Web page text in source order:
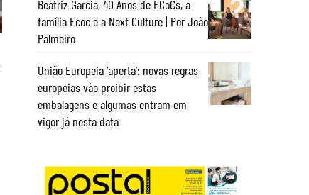
Beatriz Garcia, 40 Anos de ECoCs, a
família Ecoc e a Next Culture | Por João
Palmeiro
União Europeia ‘aperta’: novas regras
europeias vão proibir estas
embalagens e algumas entram em
vigor já nesta data